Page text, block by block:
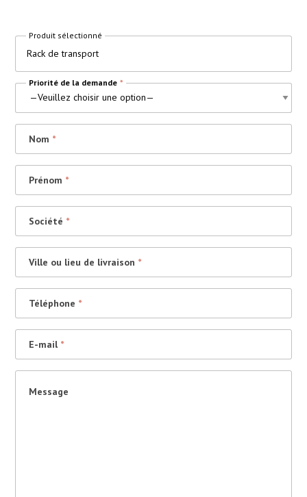
Produit sélectionné
Rack de transport
Priorité de la demande *
Nom *
Prénom *
Société *
Ville ou lieu de livraison *
Téléphone *
E-mail *
Message